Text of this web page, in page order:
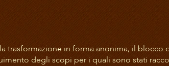
trasformazione in forma anonima, il blocco
degli scopi per i quali sono stati